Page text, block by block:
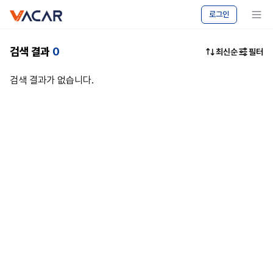
로그인
메뉴 보기
마켓
캠핑카
승용차
검색 결과 0 최신순 필터
검색 결과가 없습니다.